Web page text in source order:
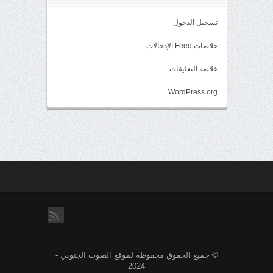
تسجيل الدخول
خلاصات Feed الإدخالات
خلاصة التعليقات
WordPress.org
© جميع الحقوق محفوظة لموقع الصوت الجنوبي -
2024